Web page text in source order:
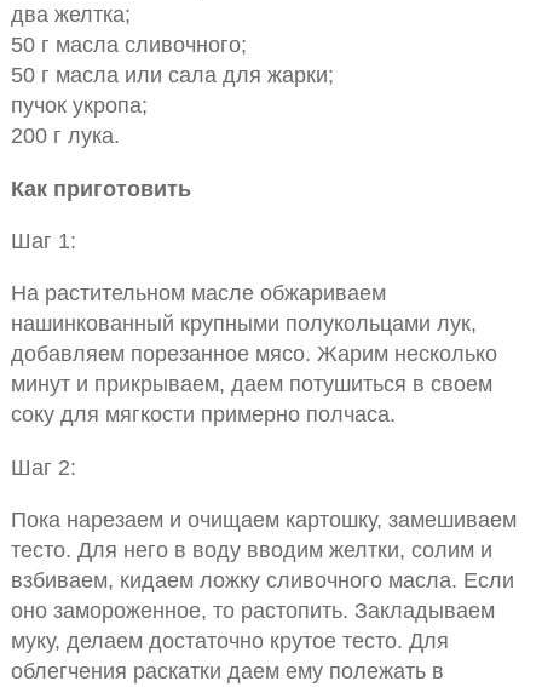
два желтка;
50 г масла сливочного;
50 г масла или сала для жарки;
пучок укропа;
200 г лука.
Как приготовить
Шаг 1:
На растительном масле обжариваем
нашинкованный крупными полукольцами лук,
добавляем порезанное мясо. Жарим несколько
минут и прикрываем, даем потушиться в своем
соку для мягкости примерно полчаса.
Шаг 2:
Пока нарезаем и очищаем картошку, замешиваем
тесто. Для него в воду вводим желтки, солим и
взбиваем, кидаем ложку сливочного масла. Если
оно замороженное, то растопить. Закладываем
муку, делаем достаточно крутое тесто. Для
облегчения раскатки даем ему полежать в